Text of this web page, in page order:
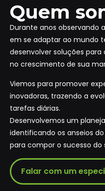
Quem
Durante anos observando
em se adaptar ao mundo
desenvolver soluções para
no crescimento de sua
Viemos para promover
inovadoras, trazendo a
tarefas diárias.
Desenvolvemos um
identificando os anseios
para compor o sucesso do
Falar com um